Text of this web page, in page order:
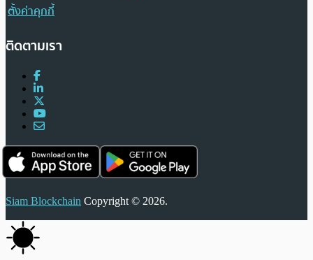
ตั้งค่าคุกกี้
ติดตามเรา
Siam Blockchain Copyright © 2026.